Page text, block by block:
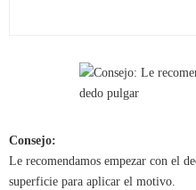
Consejo:
Le recomendamos empezar con el
superficie para aplicar el motivo.